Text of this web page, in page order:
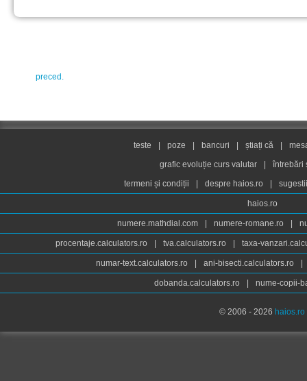
preced.
teste poze bancuri știați că
grafic evoluție curs valutar
întrebări
termeni și condiții
despre haios.ro
haios.ro
numere.mathdial.com numere-romane.ro
procentaje.calculators.ro tva.calculators.ro taxa-
numar-text.calculators.ro ani-bisecti.calculators.ro
dobanda.calculators.ro nume-copii-
© 2006 - 2026 haios.ro